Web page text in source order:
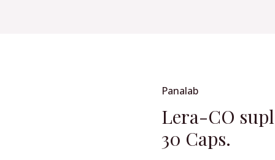
Panalab
Lera-CO
30 Caps.
Lera-
CO
suplemento
alimenticio